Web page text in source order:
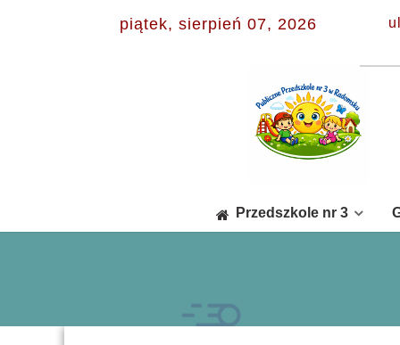
piątek, sierpień 07, 2026
Przedszkole nr 3